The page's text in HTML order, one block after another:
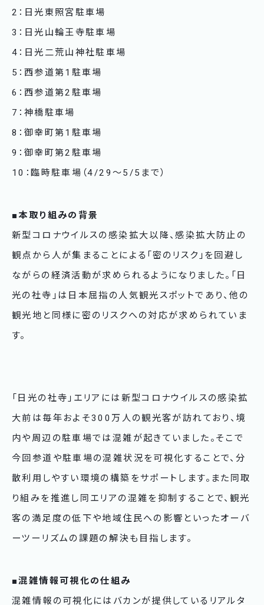
2：日光東照宮駐車場
3：日光山輪王寺駐車場
4：日光二荒山神社駐車場
5：西参道第1駐車場
6：西参道第2駐車場
7：神橋駐車場
8：御幸町第1駐車場
9：御幸町第2駐車場
10：臨時駐車場（4/29～5/5まで）
■本取り組みの背景
新型コロナウイルスの感染拡大以降、感染拡大防止の
観点から人が集まることによる「密のリスク」を回避し
ながらの経済活動が求められるようになりました。「日
光の社寺」は日本屈指の人気観光スポットであり、他の
観光地と同様に密のリスクへの対応が求められていま
す。
「日光の社寺」エリアには新型コロナウイルスの感染拡
大前は毎年およそ300万人の観光客が訪れており、境
内や周辺の駐車場では混雑が起きていました。そこで
今回参道や駐車場の混雑状況を可視化することで、分
散利用しやすい環境の構築をサポートします。また同取
り組みを推進し同エリアの混雑を抑制することで、観光
客の満足度の低下や地域住民への影響といったオーバ
ーツーリズムの課題の解決も目指します。
■混雑情報可視化の仕組み
混雑情報の可視化にはバカンが提供しているリアルタ